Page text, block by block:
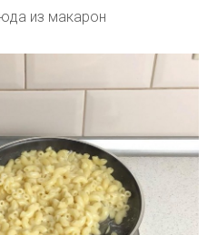
из макарон